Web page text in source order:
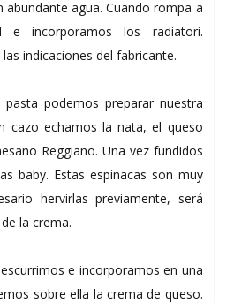
abundante agua. Cuando rompa a
e incorporamos los radiatori.
indicaciones del fabricante.
podemos preparar nuestra
cazo echamos la nata, el queso
Reggiano. Una vez fundidos
baby. Estas espinacas son muy
hervirlas previamente, será
la crema.
e incorporamos en una
sobre ella la crema de queso.